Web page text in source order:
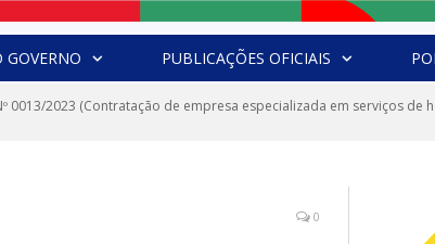
GOVERNO PUBLICAÇÕES OFICIAIS
Nº 0013/2023 (Contratação de empresa especializada em serviços de
0